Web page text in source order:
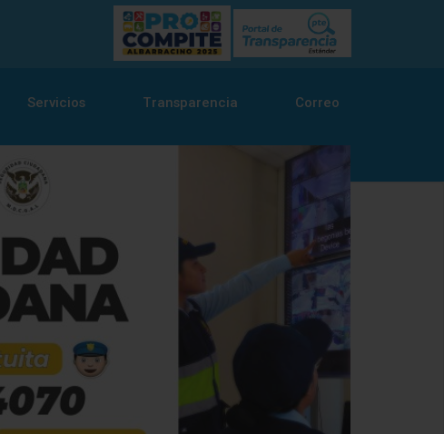
Servicios Transparencia Correo